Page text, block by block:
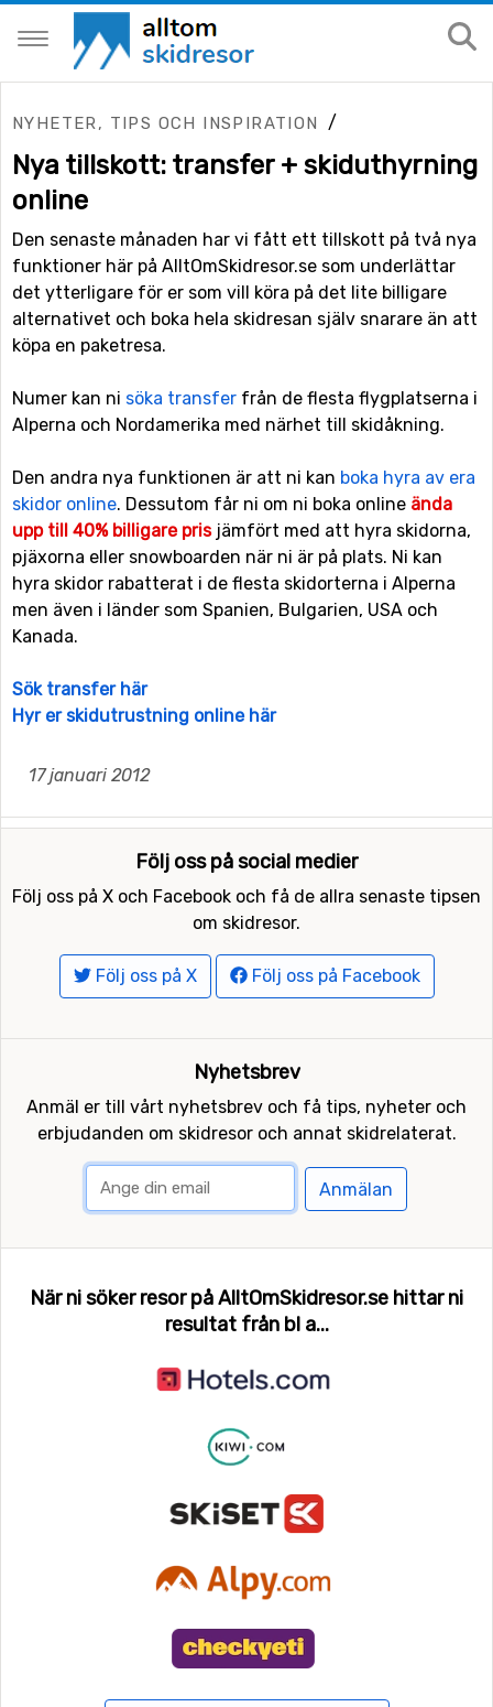
NYHETER, TIPS OCH INSPIRATION /
Nya tillskott: transfer + skiduthyrning
online
Den senaste månaden har vi fått ett tillskott på två nya
funktioner här på AlltOmSkidresor.se som underlättar
det ytterligare för er som vill köra på det lite billigare
alternativet och boka hela skidresan själv snarare än att
köpa en paketresa.
Numer kan ni söka transfer från de flesta flygplatserna i
Alperna och Nordamerika med närhet till skidåkning.
Den andra nya funktionen är att ni kan boka hyra av era
skidor online. Dessutom får ni om ni boka online ända
upp till 40% billigare prisjämfört med att hyra skidorna,
pjäxorna eller snowboarden när ni är på plats. Ni kan
hyra skidor rabatterat i de flesta skidorterna i Alperna
men även i länder som Spanien, Bulgarien, USA och
Kanada.
Sök transfer här
Hyr er skidutrustning online här
17 januari 2012
Följ oss på social medier
Följ oss på X och Facebook och få de allra senaste tipsen
om skidresor.
Följ oss på X Följ oss på Facebook
Nyhetsbrev
Anmäl er till vårt nyhetsbrev och få tips, nyheter och
erbjudanden om skidresor och annat skidrelaterat.
Anmälan
När ni söker resor på AlltOmSkidresor.se hittar ni
resultat från bl a...